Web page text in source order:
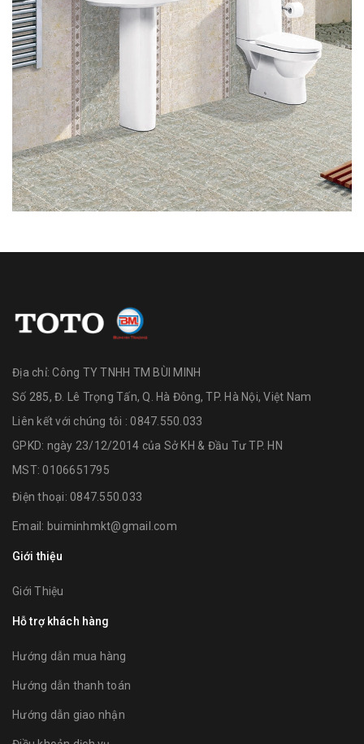
Địa chỉ:Công TY TNHH TM BÙI MINH
Số 285, Đ. Lê Trọng Tấn, Q. Hà Đông, TP. Hà Nội, Việt Nam
Liên kết với chúng tôi : 0847.550.033
GPKD: ngày 23/12/2014 của Sở KH & Đầu Tư TP. HN
MST: 0106651795
Điện thoại: 0847.550.033
Email: buiminhmkt@gmail.com
Giới thiệu
Giới Thiệu
Hỗ trợ khách hàng
Hướng dẫn mua hàng
Hướng dẫn thanh toán
Hướng dẫn giao nhận